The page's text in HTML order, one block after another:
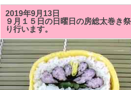
の
房
総
太
巻
き
祭
り
ず
し
教
室
で
2019年9月13日
９月１５日の日曜日の房総太巻き
り行います。